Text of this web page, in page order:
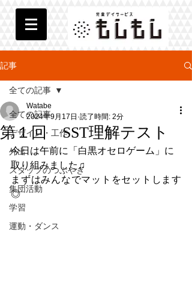
記事
全ての記事
デザイン・工作
外出
スタッフのつぶやき
集団活動
学習
運動・ダンス
全ての記事
第１回 SST理解テスト
Watabe
2024年9月17日 読了時間: 2分
今日は午前に「白黒オセロゲーム」に
取り組みました♫
まずはみんなでマットをセットします
◎